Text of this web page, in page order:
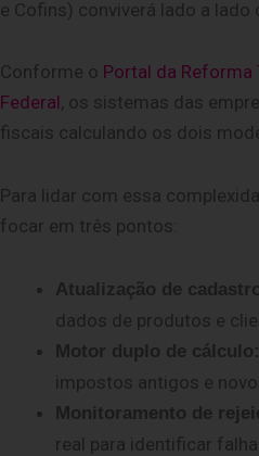
e Cofins) conviverá lado a lado
Conforme o Portal da Reforma
Federal, os sistemas das
fiscais calculando os dois
Para lidar com essa
focar em três pontos:
Atualização de
dados de produtos e
Motor duplo de cálculo:
impostos antigos e
Monitoramento de
real para identificar